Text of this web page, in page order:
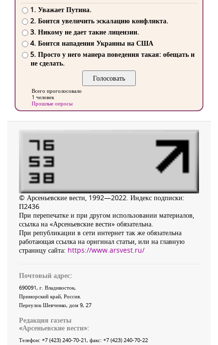
1. Уважает Путина.
2. Боится увеличить эскалацию конфликта.
3. Никому не дает такие лицензии.
4. Боится нападения Украины на США
5. Просто у него манера поведения такая: обещать и
не сделать.
Всего проголосовало
1 человек
Прошлые опросы
© Арсеньевские вести, 1992—2022. Индекс подписки:
П2436
При перепечатке и при другом использовании материалов,
ссылка на «Арсеньевские вести» обязательна.
При републикации в сети интернет так же обязательна
работающая ссылка на оригинал статьи, или на главную
страницу сайта: https://www.arsvest.ru/
Почтовый адрес:
690091, г. Владивосток,
Приморский край, Россия
Переулок Шевченко, дом 9, 27
Редакция газеты
«Арсеньевские вести»:
Телефон: +7 (423) 240-70-21, факс: +7 (423) 240-70-22